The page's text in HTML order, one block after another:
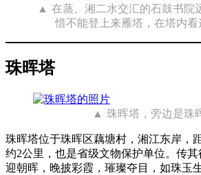
在蒸、湘二水交汇的石鼓书院
惜不能登上来雁塔，在塔内看
珠晖塔
珠晖塔，旁边是珠
珠晖塔位于珠晖区藕塘村，湘江东岸，
约2公里，也是省级文物保护单位。传
迎朝晖，晚披彩霞，璀璨夺目，如珠玉